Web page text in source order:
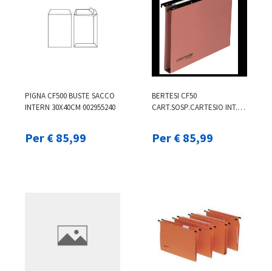
PIGNA CF500 BUSTE SACCO
INTERN 30X40CM 002955240
Per € 85,99
BERTESI CF50
CART.SOSP.CARTESIO INT.39
Per € 85,99